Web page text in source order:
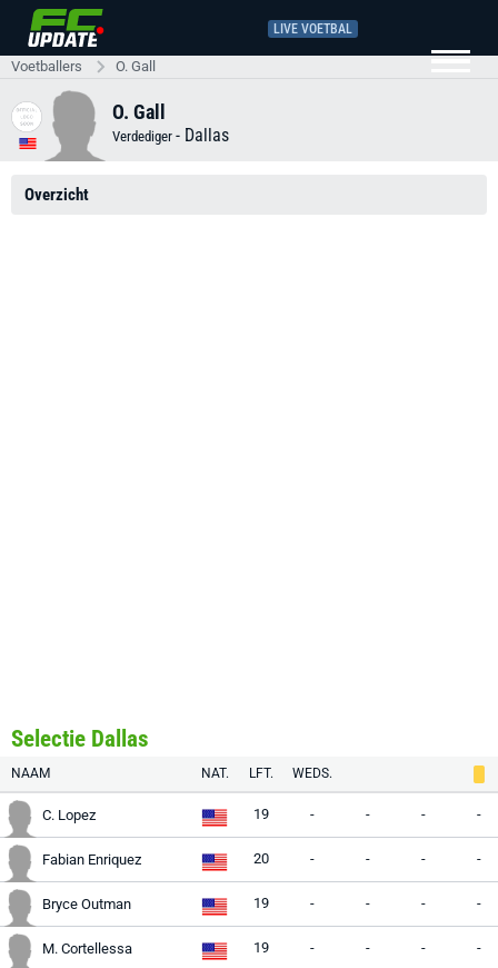
LIVE VOETBAL
Voetballers O. Gall
O. Gall
Verdediger - Dallas
Overzicht
Selectie Dallas
NAAM NAT. LFT. WEDS.
C. Lopez 19 - - - -
Fabian Enriquez 20 - - - -
Bryce Outman 19 - - - -
M. Cortellessa 19 - - - -